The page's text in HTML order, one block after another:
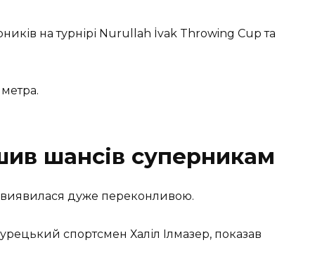
на турнірі Nurullah İvak Throwing Cup та
шансів суперникам
дуже переконливою.
спортсмен Халіл Ілмазер, показав